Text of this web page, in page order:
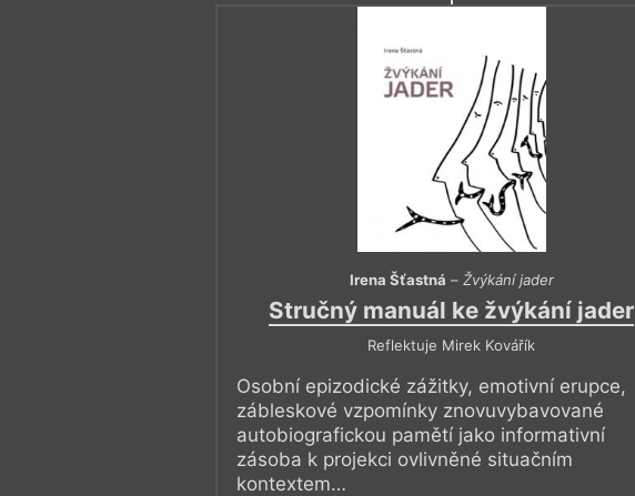
Irena Šťastná – Žvýkání jader
Stručný manuál ke žvýkání jader
Reflektuje Mirek Kovářík
Osobní epizodické zážitky, emotivní erupce,
zábleskové vzpomínky znovuvybavované
autobiografickou pamětí jako informativní
zásoba k projekci ovlivněné situačním
kontextem…